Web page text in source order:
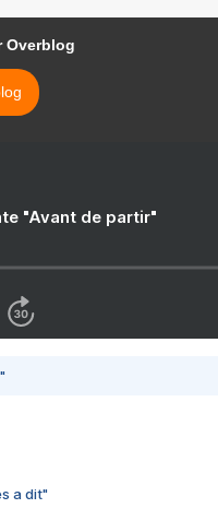
Overblog
"Avant de partir"
a dit"